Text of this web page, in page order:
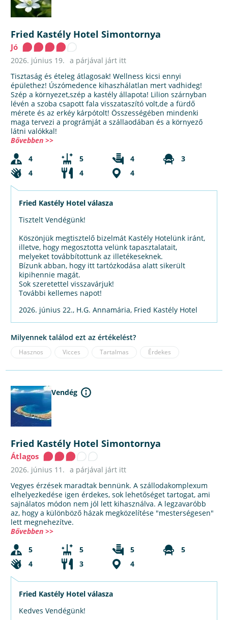
Fried Kastély Hotel Simontornya
Jó
2026. június 19. a párjával járt itt
Tisztaság és ételeg átlagosak! Wellness kicsi ennyi
épülethez! Úszómedence kihaszhálatlan mert vadhideg!
Szép a környezet,szép a kastély állapota! Lilion szárnyban
lévén a szoba csapott fala visszataszító volt,de a fürdő
mérete és az erkéy kárpótolt! Összességében mindenki
maga tervezi a prográmját a szállaodában és a környező
látni valókkal!
Bővebben >>
4
5 4
3
4
4 4
Fried Kastély Hotel válasza
Tisztelt Vendégünk!
Köszönjük megtisztelő bizelmát Kastély Hotelünk iránt,
illetve, hogy megosztotta velünk tapasztalatait,
melyeket továbbítottunk az illetékeseknek.
Bízunk abban, hogy itt tartózkodása alatt sikerült
kipihennie magát.
Sok szeretettel visszavárjuk!
További kellemes napot!
2026. június 22., H.G. Annamária, Fried Kastély Hotel
Milyennek találod ezt az értékelést?
Hasznos Vicces Tartalmas Érdekes
Vendég
Fried Kastély Hotel Simontornya
Átlagos
2026. június 11. a párjával járt itt
Vegyes érzések maradtak bennünk. A szállodakomplexum
elhelyezkedése igen érdekes, sok lehetőséget tartogat, ami
sajnálatos módon nem jól lett kihasználva. A legzavaróbb
az, hogy a különböző házak megközelítése "mesterségesen"
lett megnehezítve.
Bővebben >>
5
5 5
5
4
3 4
Fried Kastély Hotel válasza
Kedves Vendégünk!